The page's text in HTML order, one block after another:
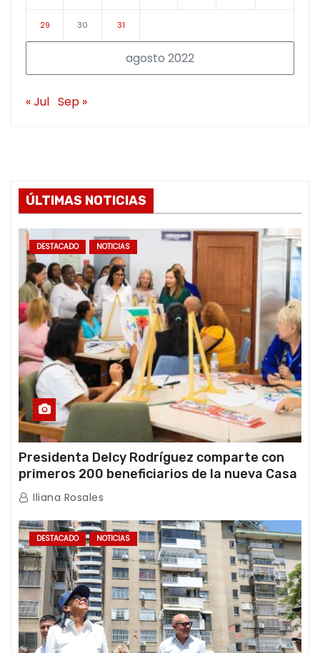
agosto 2022
29 30 31
« Jul Sep »
ÚLTIMAS NOTICIAS
DESTACADO NOTICIAS
Presidenta Delcy Rodríguez comparte con
primeros 200 beneficiarios de la nueva Casa
de los Abuelos “La Primavera” en Caracas
Iliana Rosales
DESTACADO NOTICIAS